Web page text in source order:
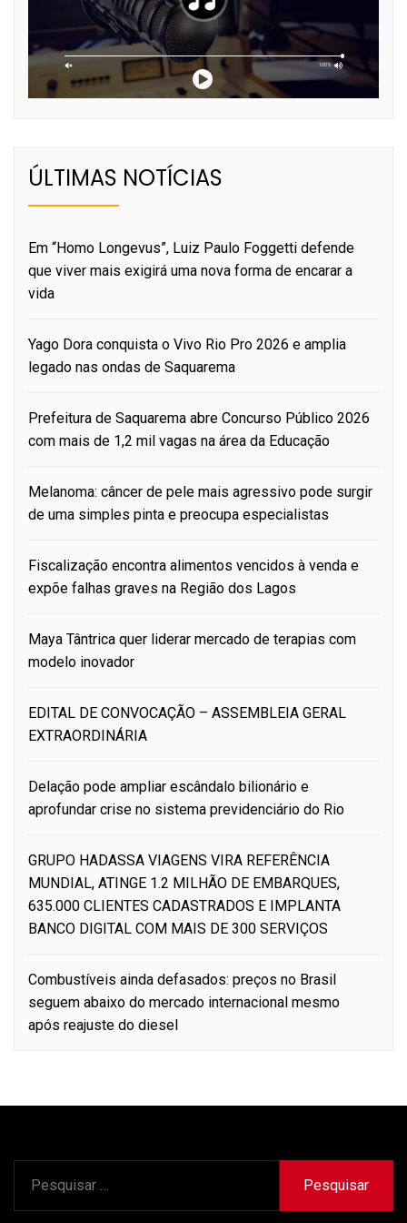
ÚLTIMAS NOTÍCIAS
Em “Homo Longevus”, Luiz Paulo Foggetti defende
que viver mais exigirá uma nova forma de encarar a
vida
Yago Dora conquista o Vivo Rio Pro 2026 e amplia
legado nas ondas de Saquarema
Prefeitura de Saquarema abre Concurso Público 2026
com mais de 1,2 mil vagas na área da Educação
Melanoma: câncer de pele mais agressivo pode surgir
de uma simples pinta e preocupa especialistas
Fiscalização encontra alimentos vencidos à venda e
expõe falhas graves na Região dos Lagos
Maya Tântrica quer liderar mercado de terapias com
modelo inovador
EDITAL DE CONVOCAÇÃO – ASSEMBLEIA GERAL
EXTRAORDINÁRIA
Delação pode ampliar escândalo bilionário e
aprofundar crise no sistema previdenciário do Rio
GRUPO HADASSA VIAGENS VIRA REFERÊNCIA
MUNDIAL, ATINGE 1.2 MILHÃO DE EMBARQUES,
635.000 CLIENTES CADASTRADOS E IMPLANTA
BANCO DIGITAL COM MAIS DE 300 SERVIÇOS
Combustíveis ainda defasados: preços no Brasil
seguem abaixo do mercado internacional mesmo
após reajuste do diesel
por: